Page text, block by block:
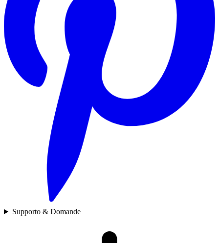
Supporto & Domande